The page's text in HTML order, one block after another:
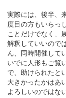
実際には、後半、
度目の方もいらっ
ことだけでなく、
解釈していいので
ん、同時開催して
いでに人形もご覧
で、助けられたと
大きかったかはあ
よろしいのではな